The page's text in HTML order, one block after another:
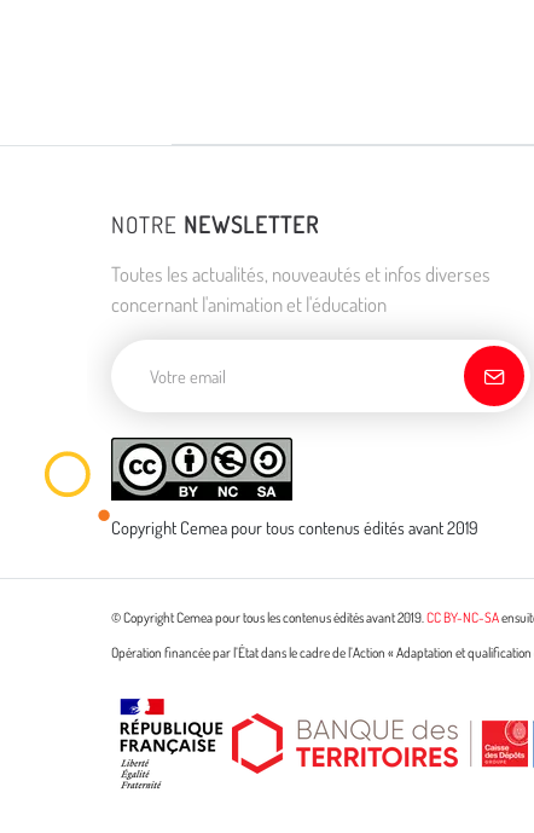
NOTRE NEWSLETTER
Toutes les actualités, nouveautés et infos diverses
concernant l'animation et l'éducation
Copyright Cemea pour tous contenus édités avant 2019
© Copyright Cemea pour tous les contenus édités avant 2019.CC BY-NC-SA
Opération financée par l’État dans le cadre de l’Action « Adaptation et